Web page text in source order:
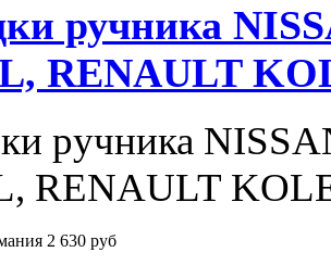
ручника
RENAULT
ручника
RENAULT
2 630 руб